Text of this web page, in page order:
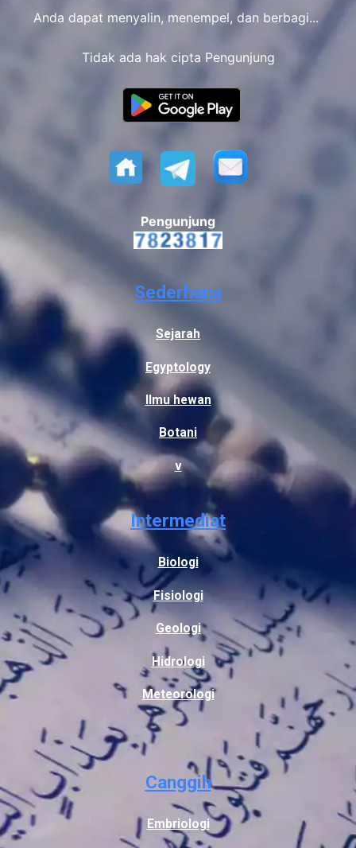
Anda dapat menyalin, menempel, dan berbagi...
Tidak ada hak cipta Pengunjung
Pengunjung
Sederhana
Sejarah
Egyptology
Ilmu hewan
Botani
v
Intermediat
Biologi
Fisiologi
Geologi
Hidrologi
Meteorologi
Canggih
Embriologi